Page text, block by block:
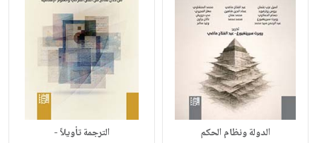
الدولة ونظام الحكم الترجمة تأويلاً -